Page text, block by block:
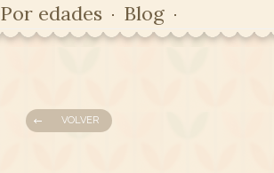
Por edades
Blog
VOLVER